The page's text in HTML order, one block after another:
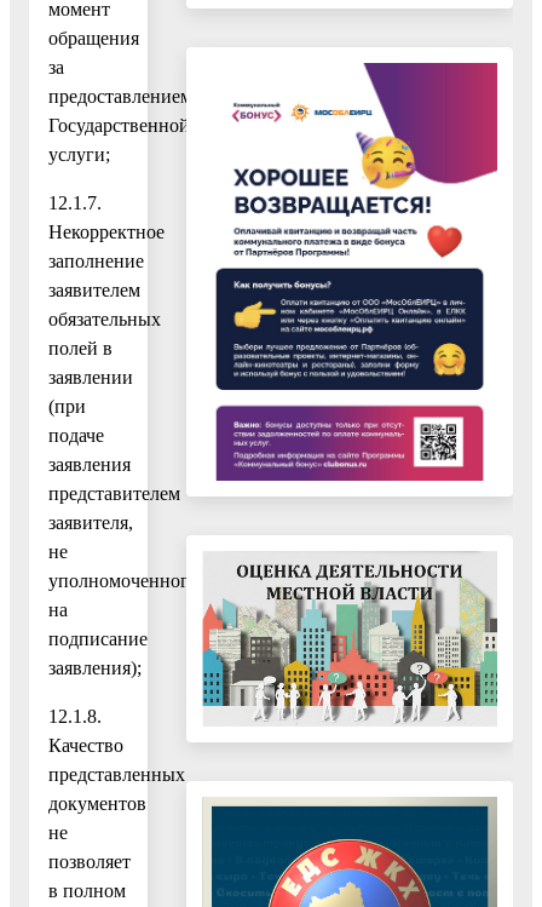
момент
обращения
за
предоставлением
Государственной
услуги;
12.1.7.
Некорректное
заполнение
заявителем
обязательных
полей в
заявлении
(при
подаче
заявления
представителем
заявителя,
не
уполномоченного
на
подписание
заявления);
12.1.8.
Качество
представленных
документов
не
позволяет
в полном